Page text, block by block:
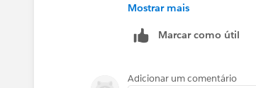
Mostrar mais
Marcar como útil
Adicionar um comentário